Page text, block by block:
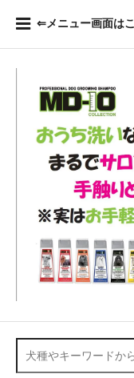
⇐メニュー画面は